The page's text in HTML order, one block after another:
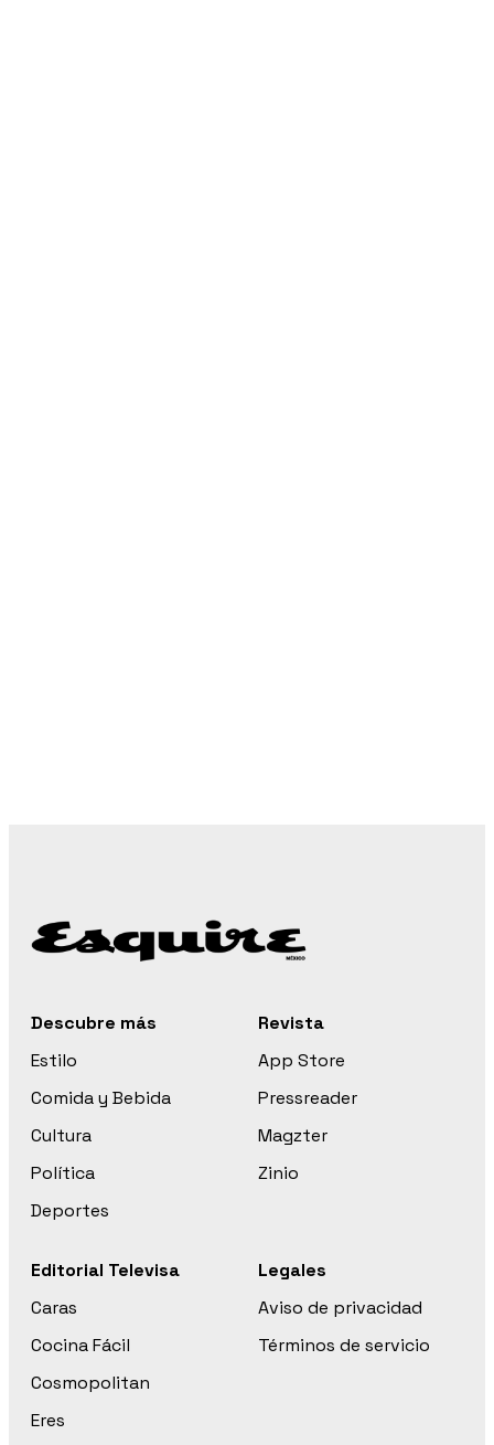
Descubre más
Estilo
Comida y Bebida
Cultura
Política
Deportes
Revista
App Store
Pressreader
Magzter
Zinio
Editorial Televisa
Caras
Cocina Fácil
Cosmopolitan
Eres
Legales
Aviso de privacidad
Términos de servicio